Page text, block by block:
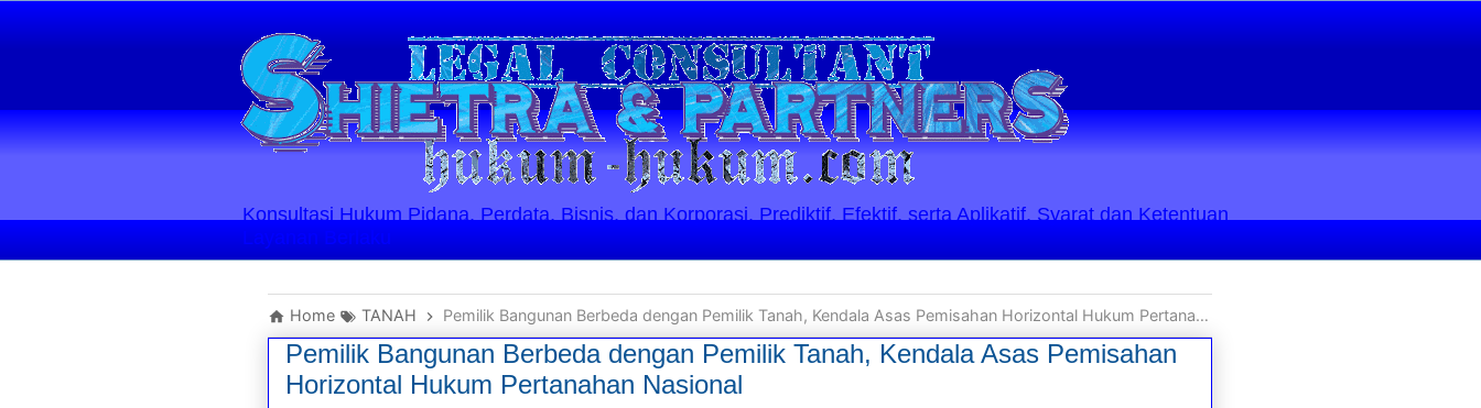
Konsultasi Hukum Pidana, Perdata, Bisnis, dan Korporasi. Prediktif, Efektif, serta Aplikatif. Syarat dan Ketentuan
Layanan Berlaku
Home TANAH Pemilik Bangunan Berbeda dengan Pemilik Tanah, Kendala Asas Pemisahan Horizontal Hukum Pertanahan Nasional
Pemilik Bangunan Berbeda dengan Pemilik Tanah, Kendala Asas Pemisahan
Horizontal Hukum Pertanahan Nasional